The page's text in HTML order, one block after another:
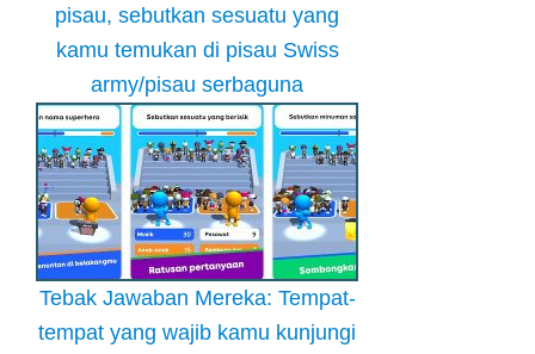
pisau, sebutkan sesuatu yang
kamu temukan di pisau Swiss
army/pisau serbaguna
Tebak Jawaban Mereka: Tempat-
tempat yang wajib kamu kunjungi